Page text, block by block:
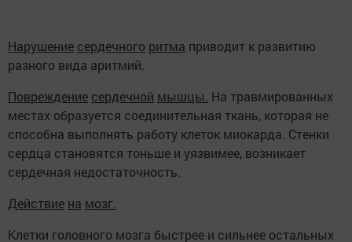
Нарушение сердечного ритма приводит к развитию
разного вида аритмий.
Повреждение сердечной мышцы. На травмированных
местах образуется соединительная ткань, которая не
способна выполнять работу клеток миокарда. Стенки
сердца становятся тоньше и уязвимее, возникает
сердечная недостаточность.
Действие на мозг.
Клетки головного мозга быстрее и сильнее остальных